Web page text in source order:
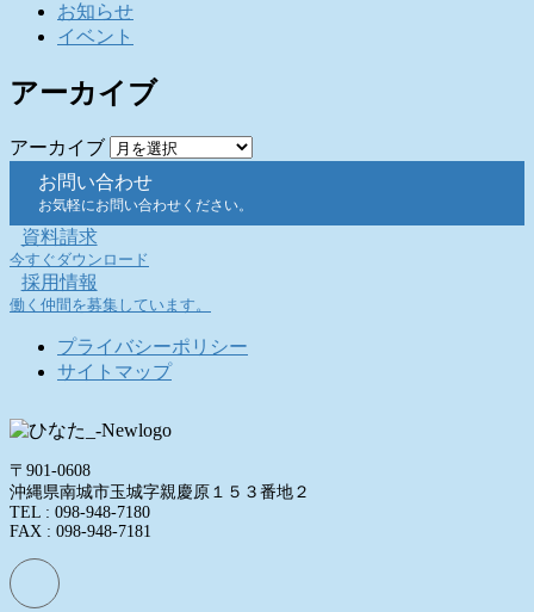
お知らせ
イベント
アーカイブ
アーカイブ
お問い合わせ
お気軽にお問い合わせください。
資料請求
今すぐダウンロード
採用情報
働く仲間を募集しています。
プライバシーポリシー
サイトマップ
〒901-0608
沖縄県南城市玉城字親慶原１５３番地２
TEL : 098-948-7180
FAX : 098-948-7181